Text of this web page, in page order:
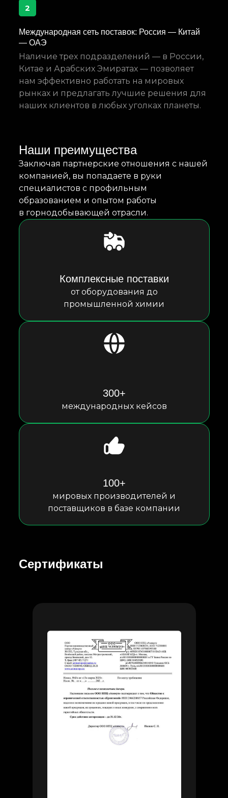
2
Международная сеть поставок: Россия — Китай
— ОАЭ
Наличие трех подразделений — в России,
Китае и Арабских Эмиратах — позволяет
нам эффективно работать на мировых
рынках и предлагать лучшие решения для
наших клиентов в любых уголках планеты.
Наши преимущества
Заключая партнерские отношения с нашей
компанией, вы попадаете в руки
специалистов с профильным
образованием и опытом работы
в горнодобывающей отрасли.
Комплексные поставки
от оборудования до
промышленной химии
300+
международных кейсов
100+
мировых производителей и
поставщиков в базе компании
Сертификаты